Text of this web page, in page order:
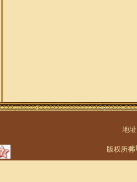
地
版权所